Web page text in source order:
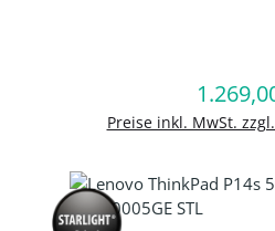
Preise inkl. MwSt.
In den